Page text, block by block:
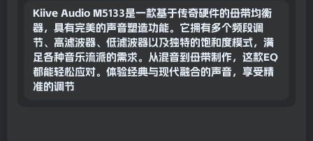
Kiive Audio M5133是一款基于传奇硬件的母带均衡
器，具有完美的声音塑造功能。它拥有多个频段调
节、高滤波器、低滤波器以及独特的饱和度模式，满
足各种音乐流派的需求。从混音到母带制作，这款EQ
都能轻松应对。体验经典与现代融合的声音，享受精
准的调节功能。